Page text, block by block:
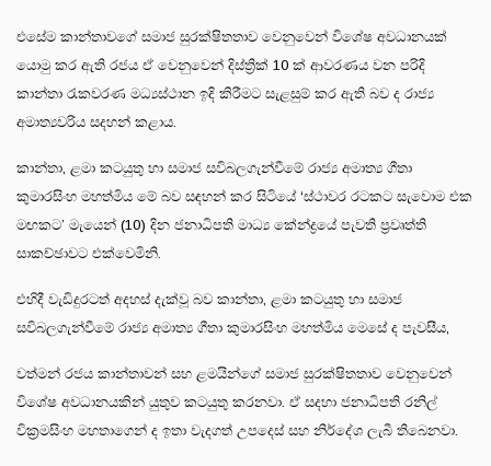
එසේම කාන්තාවගේ සමාජ සුරක්ෂිතතාව වෙනුවෙන් විශේෂ අවධානයක්
යොමු කර ඇති රජය ඒ වෙනුවෙන් දිස්ත්‍රික් 10 ක් ආවරණය වන පරිදි
කාන්තා රැකවරණ මධ්‍යස්ථාන ඉදි කිරීමට සැළසුම් කර ඇති බව ද රාජ්‍ය
අමාත්‍යවරිය සදහන් කළාය.
කාන්තා, ළමා කටයුතු හා සමාජ සවිබලගැන්වීමේ රාජ්‍ය අමාත්‍ය ගීතා
කුමාරසිංහ මහත්මිය මේ බව සඳහන් කර සිටියේ ‘ස්ථාවර රටකට සැවොම එක
මඟකට’ මැයෙන් (10) දින ජනාධිපති මාධ්‍ය කේන්ද්‍රයේ පැවති ප්‍රවෘත්ති
සාකච්ඡාවට එක්වෙමිනි.
එහිදී වැඩිදුරටත් අදහස් දැක්වූ බව කාන්තා, ළමා කටයුතු හා සමාජ
සවිබලගැන්වීමේ රාජ්‍ය අමාත්‍ය ගීතා කුමාරසිංහ මහත්මිය මෙසේ ද පැවසීය,
වත්මන් රජය කාන්තාවන් සහ ළමයින්ගේ සමාජ සුරක්ෂිතතාව වෙනුවෙන්
විශේෂ අවධානයකින් යුතුව කටයුතු කරනවා. ඒ සදහා ජනාධිපති රනිල්
වික්‍රමසිංහ මහතාගෙන් ද ඉතා වැදගත් උපදෙස් සහ නිර්දේශ ලැබී තිබෙනවා.